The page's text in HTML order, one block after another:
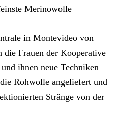
Merinowolle
in Montevideo von
die Frauen der Kooperative
ihnen neue Techniken
Rohwolle angeliefert und
Stränge von der